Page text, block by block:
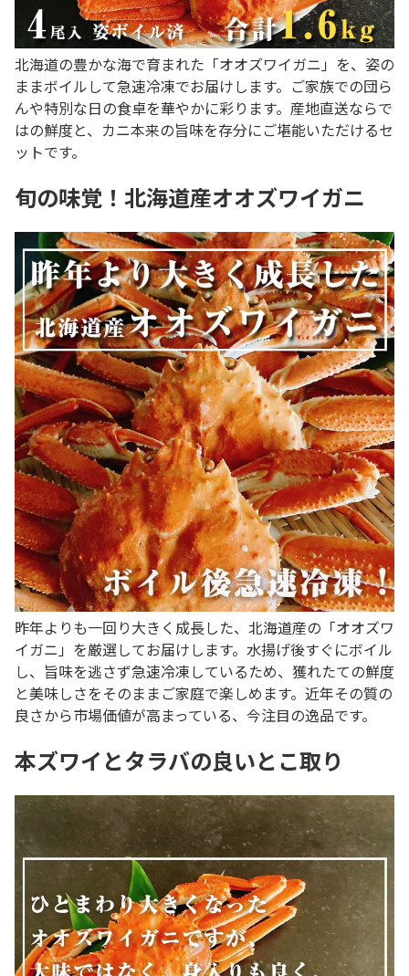
北海道の豊かな海で育まれた「オオズワイガニ」を、姿の
ままボイルして急速冷凍でお届けします。ご家族での団ら
んや特別な日の食卓を華やかに彩ります。産地直送ならで
はの鮮度と、カニ本来の旨味を存分にご堪能いただけるセ
ットです。
旬の味覚！北海道産オオズワイガニ
昨年よりも一回り大きく成長した、北海道産の「オオズワ
イガニ」を厳選してお届けします。水揚げ後すぐにボイル
し、旨味を逃さず急速冷凍しているため、獲れたての鮮度
と美味しさをそのままご家庭で楽しめます。近年その質の
良さから市場価値が高まっている、今注目の逸品です。
本ズワイとタラバの良いとこ取り